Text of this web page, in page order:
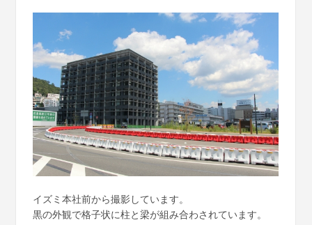
イズミ本社前から撮影しています。
黒の外観で格子状に柱と梁が組み合わされています。